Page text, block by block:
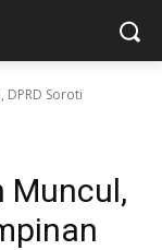
DPRD Soroti
Muncul,